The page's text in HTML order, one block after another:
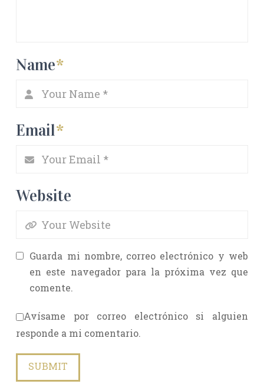
Name*
Email*
Website
Guarda mi nombre, correo electrónico y web
en este navegador para la próxima vez que
comente.
Avísame por correo electrónico si alguien
responde a mi comentario.